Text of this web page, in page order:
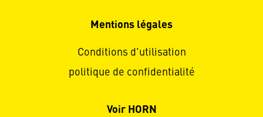
Mentions légales
Conditions d'utilisation
politique de confidentialité
Voir HORN